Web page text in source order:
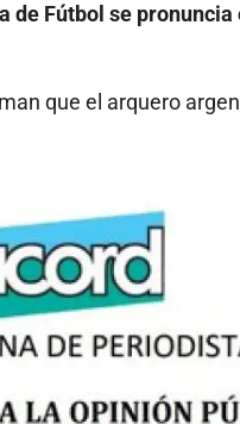
Fútbol se
que el arquero